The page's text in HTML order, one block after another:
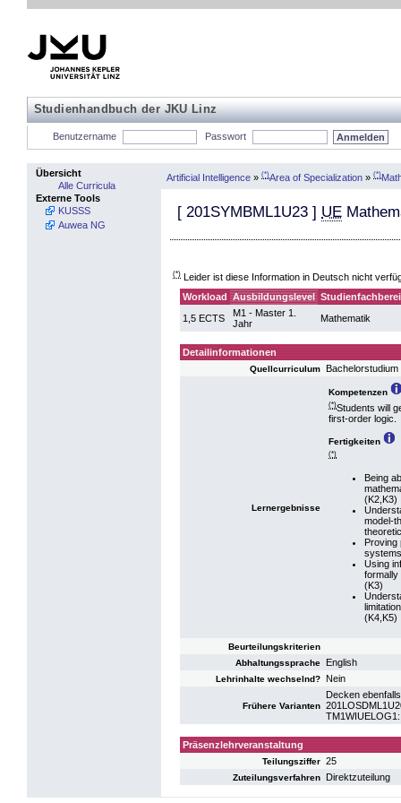
Studienhandbuch der JKU Linz
Benutzername Passwort
Übersicht
Alle Curricula
Externe Tools
KUSSS
Auwea NG
Artificial Intelligence » (*)Area of Specialization » (*)
[ 201SYMBML1U23 ] UE
(*) Leider ist diese Information in Deutsch nicht
Workload Ausbildungslevel
1,5 ECTS
M1 - Master 1.
Jahr
Mathematik
Detailinformationen
Quellcurriculum
Lernergebnisse
Kompetenzen
(*)Students will
first-order logic.
Fertigkeiten
(*)
Being
(K2,K3)
model-
Proving
Using
formally
(K3)
(K4,K5)
Beurteilungskriterien
Abhaltungssprache
English
Lehrinhalte wechselnd? Nein
Frühere Varianten
Decken
Präsenzlehrveranstaltung
Teilungsziffer 25
Zuteilungsverfahren Direktzuteilung